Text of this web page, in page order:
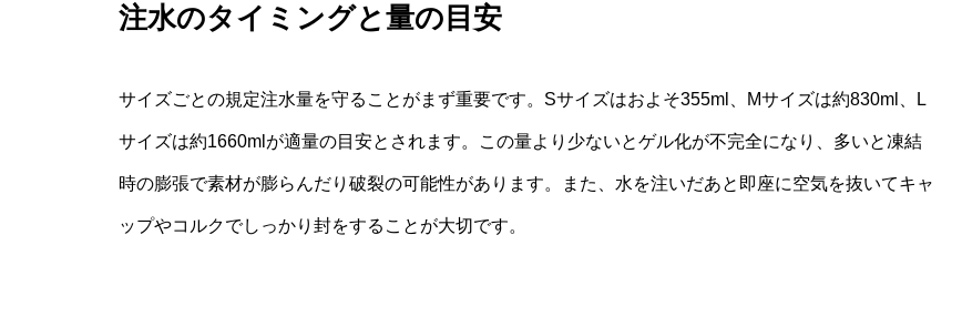
注水のタイミングと量の目安
サイズごとの規定注水量を守ることがまず重要です。Sサイズはおよそ355ml、Mサイズは約830ml、L
サイズは約1660mlが適量の目安とされます。この量より少ないとゲル化が不完全になり、多いと凍結
時の膨張で素材が膨らんだり破裂の可能性があります。また、水を注いだあと即座に空気を抜いてキャ
ップやコルクでしっかり封をすることが大切です。